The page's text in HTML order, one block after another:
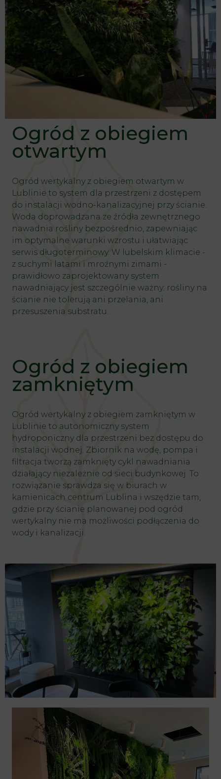
Ogród z obiegiem
otwartym
Ogród wertykalny z obiegiem otwartym w
Lublinie to system dla przestrzeni z dostępem
do instalacji wodno-kanalizacyjnej przy ścianie.
Woda doprowadzana ze źródła zewnętrznego
nawadnia rośliny bezpośrednio, zapewniając
im optymalne warunki wzrostu i ułatwiając
serwis długoterminowy. W lubelskim klimacie -
z suchymi latami i mroźnymi zimami -
prawidłowo zaprojektowany system
nawadniający jest szczególnie ważny: rośliny na
ścianie nie tolerują ani przelania, ani
przesuszenia substratu.
Ogród z obiegiem
zamkniętym
Ogród wertykalny z obiegiem zamkniętym w
Lublinie to autonomiczny system
hydroponiczny dla przestrzeni bez dostępu do
instalacji wodnej. Zbiornik na wodę, pompa i
filtracja tworzą zamknięty cykl nawadniania
działający niezależnie od sieci budynkowej. To
rozwiązanie sprawdza się w biurach w
kamienicach centrum Lublina i wszędzie tam,
gdzie przy ścianie planowanej pod ogród
wertykalny nie ma możliwości podłączenia do
wody i kanalizacji.